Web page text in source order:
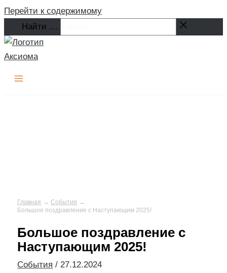
Перейти к содержимому
Найти …
Главная
События
Большое поздравление с Наступающим 2025!
Большое поздравление с
Наступающим 2025!
События / 27.12.2024